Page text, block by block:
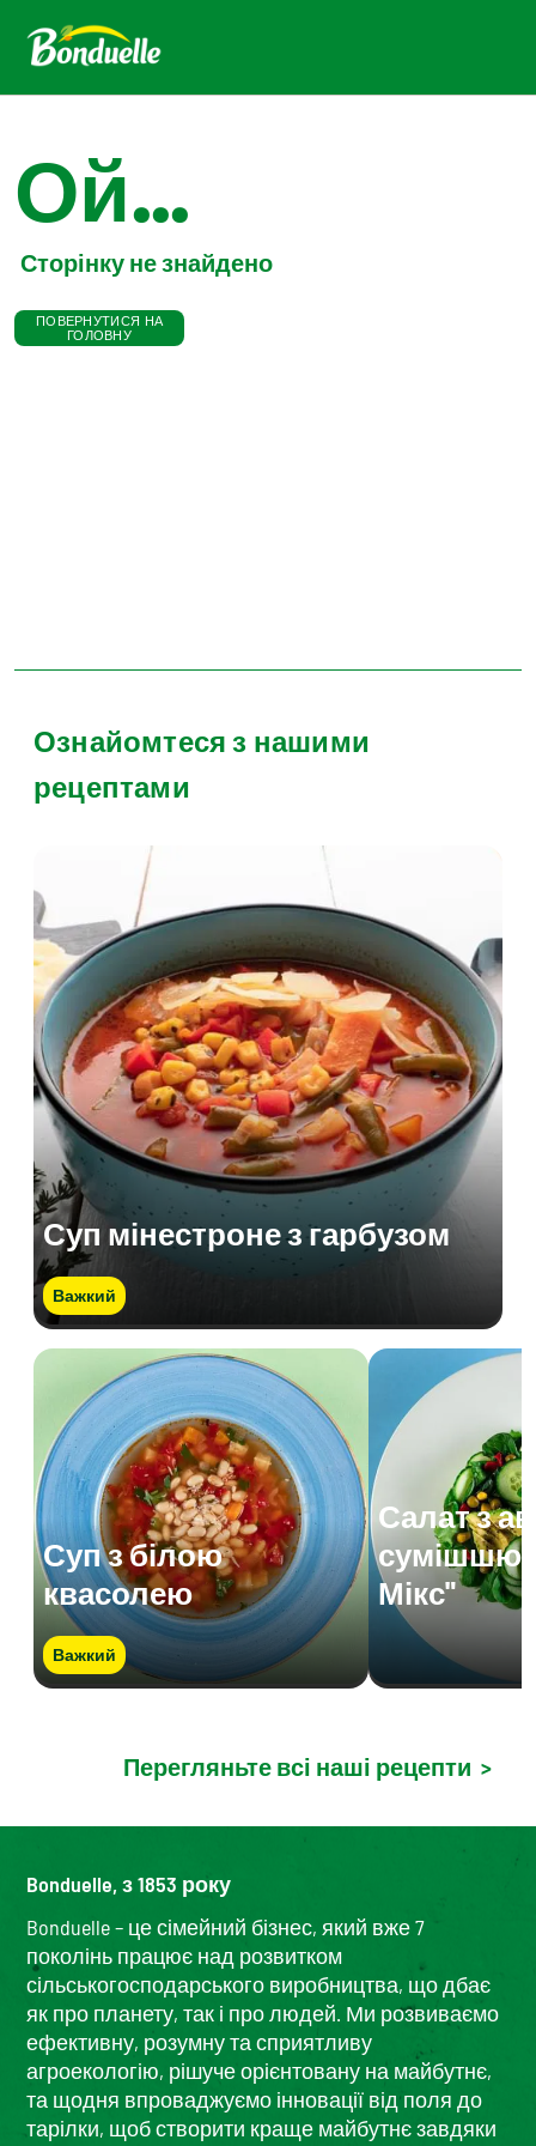
Ой...
Сторінку не знайдено
ПОВЕРНУТИСЯ НА
ГОЛОВНУ
Ознайомтеся з нашими
рецептами
Суп мінестроне з гарбузом
Важкий
Суп з білою
квасолею
Важкий
Салат з
сумішшю
Мікс"
Перегляньте всі наші рецепти >
Bonduelle, з 1853 року
Bonduelle – це сімейний бізнес, який вже 7
поколінь працює над розвитком
сільськогосподарського виробництва, що дбає
як про планету, так і про людей. Ми розвиваємо
ефективну, розумну та сприятливу
агроекологію, рішуче орієнтовану на майбутнє,
та щодня впроваджуємо інновації від поля до
тарілки, щоб створити краще майбутнє завдяки